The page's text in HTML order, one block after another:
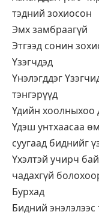
тэдний зохиосон
Эмх замбраагүй
Этгээд сонин
Үзэгчдэд
Үнэлэгддэг
тэнгэрүүд
Үдийн хоолныхоо
Үдэш унтхаасаа
суугаад биднийг
Үхэлтэй учирч
чадахгүй
Бурхад
Бидний